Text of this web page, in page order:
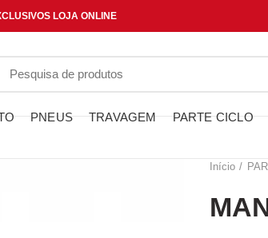
LOJA ONLINE
PNEUS TRAVAGEM PARTE CICLO
Início